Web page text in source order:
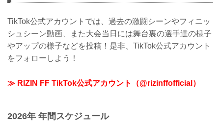
TikTok公式アカウントでは、過去の激闘シーンやフィニッ
シュシーン動画、また大会当日には舞台裏の選手達の様子
やアップの様子などを投稿！是非、TikTok公式アカウント
をフォローしよう！
≫ RIZIN FF TikTok公式アカウント（@rizinffofficial）
2026年 年間スケジュール